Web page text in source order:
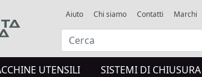
Aiuto Chi siamo Contatti Marchi
UTENSILI SISTEMI DI CHIUSURA